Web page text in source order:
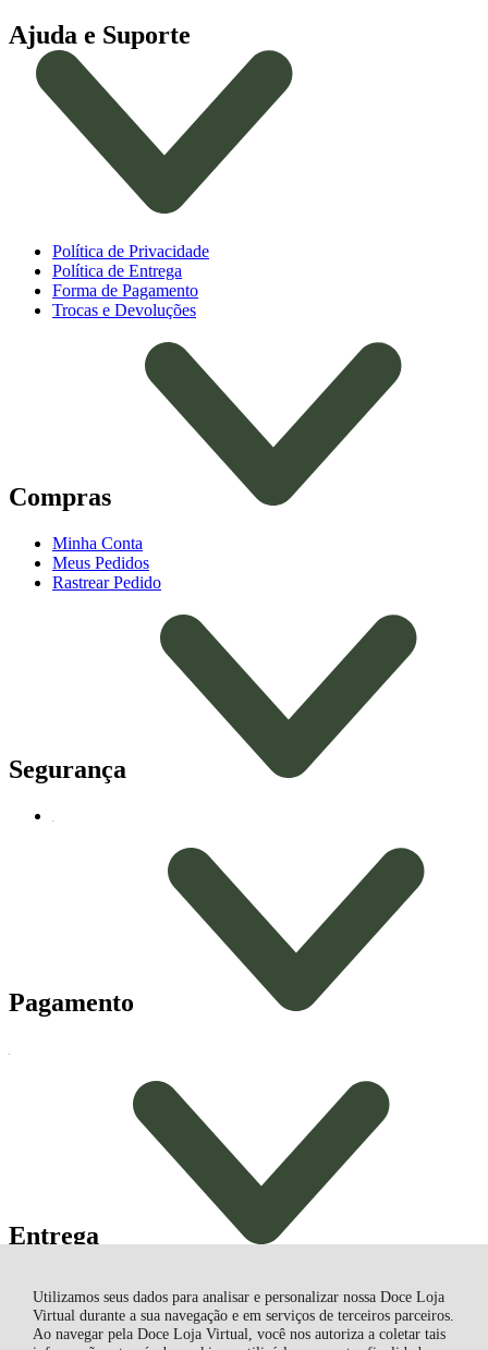
Utilizamos seus dados para analisar e personalizar nossa Doce Loja
Virtual durante a sua navegação e em serviços de terceiros parceiros.
Ao navegar pela Doce Loja Virtual, você nos autoriza a coletar tais
Ajuda e Suporte
Política de Privacidade
Política de Entrega
Forma de Pagamento
Trocas e Devoluções
Compras
Minha Conta
Meus Pedidos
Rastrear Pedido
Segurança
Pagamento
Entrega
Correios
Fluss Haus Bolachas e Chocolates Artesanais EIRELI, Estrada